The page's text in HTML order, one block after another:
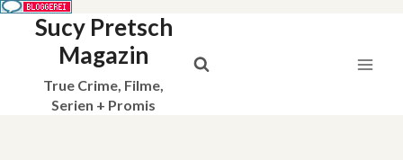
Sucy Pretsch
Magazin
True Crime, Filme,
Serien + Promis